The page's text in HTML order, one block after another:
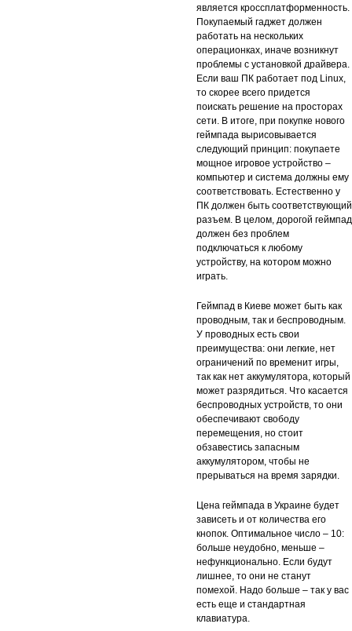
является кроссплатформенность.
Покупаемый гаджет должен
работать на нескольких
операционках, иначе возникнут
проблемы с установкой драйвера.
Если ваш ПК работает под Linux,
то скорее всего придется
поискать решение на просторах
сети. В итоге, при покупке нового
геймпада вырисовывается
следующий принцип: покупаете
мощное игровое устройство –
компьютер и система должны ему
соответствовать. Естественно у
ПК должен быть соответствующий
разъем. В целом, дорогой геймпад
должен без проблем
подключаться к любому
устройству, на котором можно
играть.
Геймпад в Киеве может быть как
проводным, так и беспроводным.
У проводных есть свои
преимущества: они легкие, нет
ограничений по временит игры,
так как нет аккумулятора, который
может разрядиться. Что касается
беспроводных устройств, то они
обеспечивают свободу
перемещения, но стоит
обзавестись запасным
аккумулятором, чтобы не
прерываться на время зарядки.
Цена геймпада в Украине будет
зависеть и от количества его
кнопок. Оптимальное число – 10:
больше неудобно, меньше –
нефункционально. Если будут
лишнее, то они не станут
помехой. Надо больше – так у вас
есть еще и стандартная
клавиатура.